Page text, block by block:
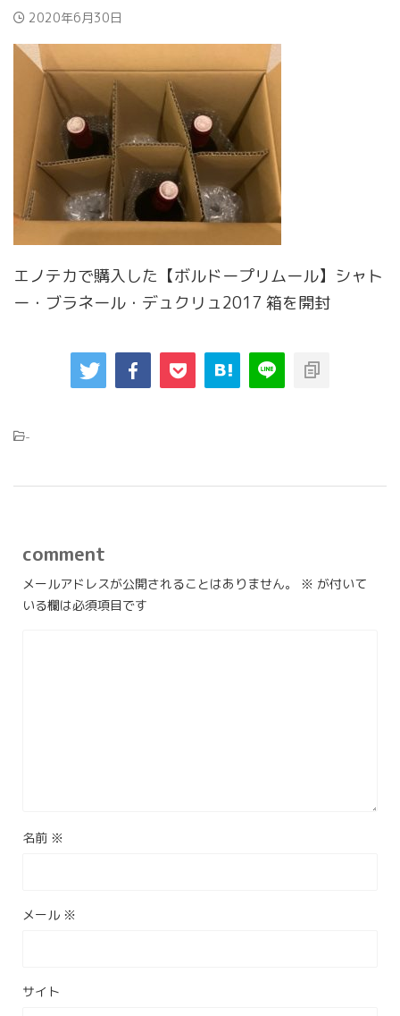
2020年6月30日
エノテカで購入した【ボルドープリムール】シャト
ー・ブラネール・デュクリュ2017 箱を開封
-
comment
メールアドレスが公開されることはありません。 ※ が付いて
いる欄は必須項目です
名前 ※
メール ※
サイト